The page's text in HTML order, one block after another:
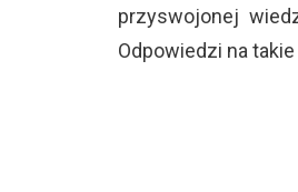
przyswojonej
Odpowiedzi na